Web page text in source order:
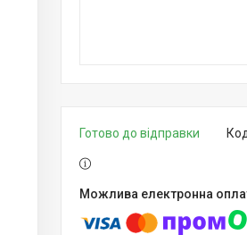
Готово до відправки